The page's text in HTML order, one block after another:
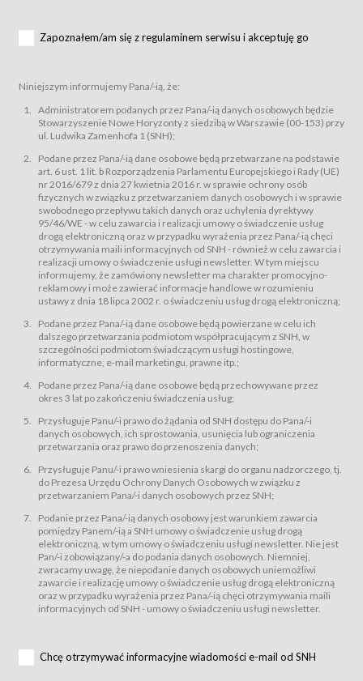
za pośrednictwem Serwisu;
podmiotom z branży mediów i filmowej (Akredytacje);
Bilety – wybrane dokumenty potwierdzające zawarcie umowy z
Usługodawcą i uprawniające do wzięcia udziału w Wydarzeniu,
przewidziane przez Usługodawcę dla danego Wydarzenia, tj. uprawniające
do uczestnictwa w wielu albo w pojedynczych seansach filmowych,
Sklep – sklep internetowy prowadzony przez Usługodawcę w Serwisie;
Regulamin – niniejszy regulamin.
§ 2
Postanowienia ogólne
Regulamin określa zasady:
świadczenia Usługobiorcom Usług przez Usługodawcę, z
zastrzeżeniem usług, o których mowa w ust. 2 pkt. 4 i 5 poniżej, których
zasady świadczenia precyzują odrębne regulaminy,
przetwarzania przez Usługodawcę danych osobowych Usługobiorców
będących osobami fizycznymi.
świadczy Usługi drogą elektroniczną w rozumieniu ustawy z dnia 18 lipca
2002 r. o świadczeniu usług drogą elektroniczną (Dz.U. z 2002 r., Nr 144, poz.
1204, z późń. zm.). Usługi świadczone są nieodpłatnie.
usługę przeglądania i odczytywania przez Usługobiorców materiałów
zamieszczanych w Serwisie,
usługę utrzymywania konta użytkownika w Serwisie,
usługę newsletter,
usługę zawierania na odległość umów nabycia Karnetów i Biletów,
usługę zawierania na odległość umów sprzedaży w Sklepie.
dnia 18 lipca 2002 r. o świadczeniu usług drogą elektroniczną (Dz.U. z 2002
r., Nr 144, poz. 1204, z późń. zm.). Usługi świadczone są nieodpłatnie.
Na zasadach określonych w Regulaminie dostęp do Serwisu jest otwarty dla
Usługobiorca przed rozpoczęciem korzystania z Serwisu jest zobowiązany
zapoznać się z Regulaminem. Założenie konta w Serwisie oraz zamówienie
usługi newsletter za pośrednictwem przeznaczonego do tego formularza
zamieszczonego na stronach Serwisu dostępnych dla wszystkich
Usługobiorców wymaga akceptacji postanowień Regulaminu.
Usługobiorca zobowiązany jest do przestrzegania postanowień Regulaminu
od chwili rozpoczęcia korzystania z Serwisu.
Regulamin jest udostępniony Usługobiorcom nieodpłatnie za
Warunki techniczne korzystania z Usług
Zapoznałem/am się z regulaminem serwisu i akceptuję go
Niniejszym informujemy Pana/-ią, że:
Administratorem podanych przez Pana/-ią danych osobowych będzie
Stowarzyszenie Nowe Horyzonty z siedzibą w Warszawie (00-153) przy
ul. Ludwika Zamenhofa 1 (SNH);
Podane przez Pana/-ią dane osobowe będą przetwarzane na podstawie
art. 6 ust. 1 lit. b Rozporządzenia Parlamentu Europejskiego i Rady (UE)
nr 2016/679 z dnia 27 kwietnia 2016 r. w sprawie ochrony osób
fizycznych w związku z przetwarzaniem danych osobowych i w sprawie
swobodnego przepływu takich danych oraz uchylenia dyrektywy
95/46/WE - w celu zawarcia i realizacji umowy o świadczenie usług
drogą elektroniczną oraz w przypadku wyrażenia przez Pana/-ią chęci
otrzymywania maili informacyjnych od SNH - również w celu zawarcia i
realizacji umowy o świadczenie usługi newsletter. W tym miejscu
informujemy, że zamówiony newsletter ma charakter promocyjno-
reklamowy i może zawierać informacje handlowe w rozumieniu
ustawy z dnia 18 lipca 2002 r. o świadczeniu usług drogą elektroniczną;
Podane przez Pana/-ią dane osobowe będą powierzane w celu ich
dalszego przetwarzania podmiotom współpracującym z SNH, w
szczególności podmiotom świadczącym usługi hostingowe,
informatyczne, e-mail marketingu, prawne itp.;
Podane przez Pana/-ią dane osobowe będą przechowywane przez
okres 3 lat po zakończeniu świadczenia usług;
Przysługuje Panu/-i prawo do żądania od SNH dostępu do Pana/-i
danych osobowych, ich sprostowania, usunięcia lub ograniczenia
przetwarzania oraz prawo do przenoszenia danych;
Przysługuje Panu/-i prawo wniesienia skargi do organu nadzorczego, tj.
do Prezesa Urzędu Ochrony Danych Osobowych w związku z
przetwarzaniem Pana/-i danych osobowych przez SNH;
Podanie przez Pana/-ią danych osobowy jest warunkiem zawarcia
pomiędzy Panem/-ią a SNH umowy o świadczenie usług drogą
elektroniczną, w tym umowy o świadczeniu usługi newsletter. Nie jest
Pan/-i zobowiązany/-a do podania danych osobowych. Niemniej,
zwracamy uwagę, że niepodanie danych osobowych uniemożliwi
zawarcie i realizację umowy o świadczenie usług drogą elektroniczną
oraz w przypadku wyrażenia przez Pana/-ią chęci otrzymywania maili
informacyjnych od SNH - umowy o świadczeniu usługi newsletter.
Chcę otrzymywać informacyjne wiadomości e-mail od SNH